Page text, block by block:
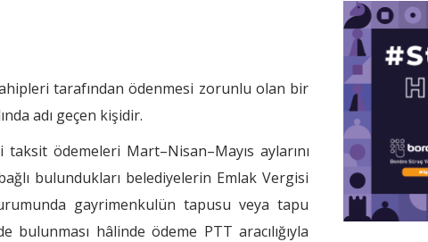
tarafından ödenmesi zorunlu olan bir
adı geçen kişidir.
ödemeleri Mart–Nisan–Mayıs aylarını
bulundukları belediyelerin Emlak Vergisi
gayrimenkulün tapusu veya tapu
hâlinde ödeme PTT aracılığıyla